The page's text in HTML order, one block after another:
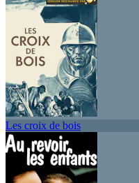
Les croix de bois